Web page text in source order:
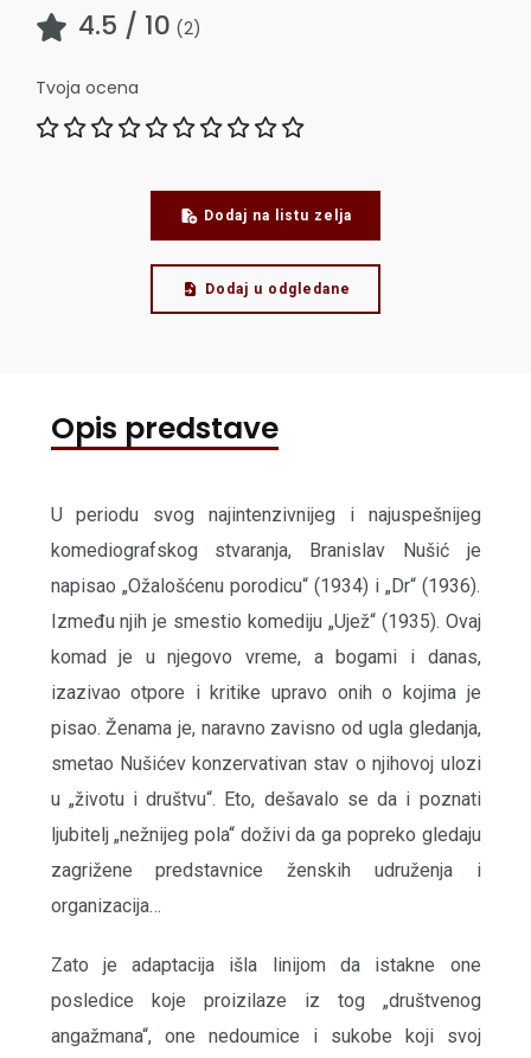
4.5 / 10 (2)
Tvoja ocena
Dodaj na listu zelja
Dodaj u odgledane
Opis predstave
U periodu svog najintenzivnijeg i najuspešnijeg
komediografskog stvaranja, Branislav Nušić je
napisao „Ožalošćenu porodicu“ (1934) i „Dr“ (1936).
Između njih je smestio komediju „Ujež“ (1935). Ovaj
komad je u njegovo vreme, a bogami i danas,
izazivao otpore i kritike upravo onih o kojima je
pisao. Ženama je, naravno zavisno od ugla gledanja,
smetao Nušićev konzervativan stav o njihovoj ulozi
u „životu i društvu“. Eto, dešavalo se da i poznati
ljubitelj „nežnijeg pola“ doživi da ga popreko gledaju
zagrižene predstavnice ženskih udruženja i
organizacija…
Zato je adaptacija išla linijom da istakne one
posledice koje proizilaze iz tog „društvenog
angažmana“, one nedoumice i sukobe koji svoj